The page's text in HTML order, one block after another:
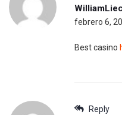
febrero 6,
Best casino
Reply